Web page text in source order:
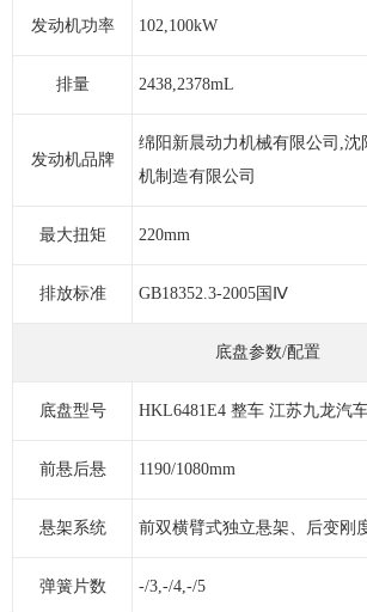
发动机功率 102,100kW
排量 2438,2378mL
发动机品牌
绵阳新晨动力机械有限公司,沈
机制造有限公司
最大扭矩 220mm
排放标准 GB18352.3-2005国Ⅳ
底盘参数/配置
底盘型号 HKL6481E4 整车 江苏九龙汽
前悬后悬 1190/1080mm
悬架系统 前双横臂式独立悬架、后变刚
弹簧片数 -/3,-/4,-/5